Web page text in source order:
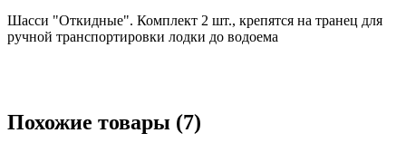
Шасси "Откидные". Комплект 2 шт., крепятся на транец для
ручной транспортировки лодки до водоема
Похожие товары (7)